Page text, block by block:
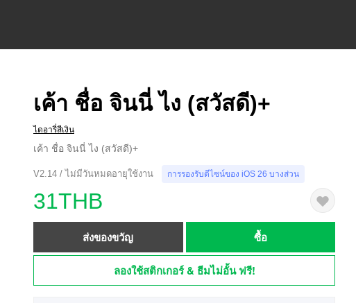
เค้า ชื่อ จินนี่ ไง (สวัสดี)+
ไดอารี่สีเงิน
เค้า ชื่อ จินนี่ ไง (สวัสดี)+
V2.14 / ไม่มีวันหมดอายุใช้งาน การรองรับดีไซน์ของ iOS 26 บางส่วน
31THB
ส่งของขวัญ ซื้อ
ลองใช้สติกเกอร์ & ธีมไม่อั้น ฟรี!